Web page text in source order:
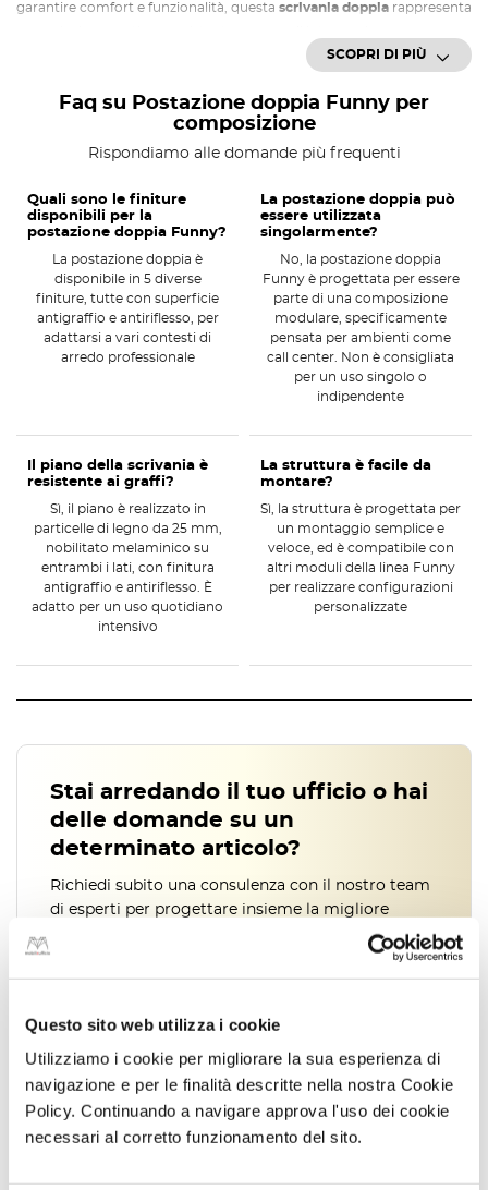
Questo sito web utilizza i cookie
Utilizziamo i cookie per migliorare la sua esperienza di
navigazione e per le finalità descritte nella nostra Cookie
Policy. Continuando a navigare approva l'uso dei cookie
necessari al corretto funzionamento del sito.
garantire comfort e funzionalità, questa scrivania doppia rappresenta
armoniosamente in ogni contesto operativo. La struttura solida,
robustezza, grazie ai materiali di alta qualità con cui è realizzato.
Versatilità e finiture personalizzabili
discegliere tra 5 diverse finiture
per il piano di lavoro, adattandosi
così a ogni esigenza estetica e funzionale. Questascrivania doppia
operative e ambienti dovel’organizzazione degli spazi è
fondamentale. Grazie alla qualità dei materiali e alla cura nella
realizzazione, la postazione garantisce unalunga durata nel tempo
5 finiture disponibili per il piano di lavoro: rovere twist, acero
Combinabile per dare vita a configurazioni che ottimizzano al
meglio gli spazi
Materiali resistenti e piano antigraffio
postazione doppia Funny si distingue per il suo piano realizzato in
entrambi i lati. Questo materiale, certificato in classe E1, garantisce
sicurezza, durabilità e unasuperficie antigraffio e antiriflesso
per un utilizzo quotidiano intensivo. È una
Spessore piano: 25 mm
Finitura: antigraffio e antiriflesso
Design funzionale per composizioni
modulari
Ideale per arredare ambienti condivisi, lapostazione doppiaFunny è
pensata per essere utilizzata in configurazioni modulari
. Il suo design
compatto ma ergonomico
consente di affiancare più moduli,
ottimizzando lo spazio e garantendo ordine e produttività. Si presta
solida e alla facilità di configurazione in composizioni multiple.
Struttura resistente e stabile
Adatta per configurazioni lineari e contrapposte
Perfetta per essere associata ad altri arredi della linea Funny
Facile da assemblare
Attenzione alla configurazione: soluzione
SCOPRI DI PIÙ
Faq su Postazione doppia Funny per
composizione
Rispondiamo alle domande più frequenti
Quali sono le finiture
disponibili per la
postazione doppia Funny?
La postazione doppia è
disponibile in 5 diverse
finiture, tutte con superficie
antigraffio e antiriflesso, per
adattarsi a vari contesti di
arredo professionale
La postazione doppia può
essere utilizzata
singolarmente?
No, la postazione doppia
Funny è progettata per essere
parte di una composizione
modulare, specificamente
pensata per ambienti come
call center. Non è consigliata
per un uso singolo o
indipendente
Il piano della scrivania è
resistente ai graffi?
Sì, il piano è realizzato in
particelle di legno da 25 mm,
nobilitato melaminico su
entrambi i lati, con finitura
antigraffio e antiriflesso. È
adatto per un uso quotidiano
intensivo
La struttura è facile da
montare?
Sì, la struttura è progettata per
un montaggio semplice e
veloce, ed è compatibile con
altri moduli della linea Funny
per realizzare configurazioni
personalizzate
Stai arredando il tuo ufficio o hai
delle domande su un
determinato articolo?
Richiedi subito una consulenza con il nostro team
di esperti per progettare insieme la migliore
Scrivici su whatsapp
0815191549